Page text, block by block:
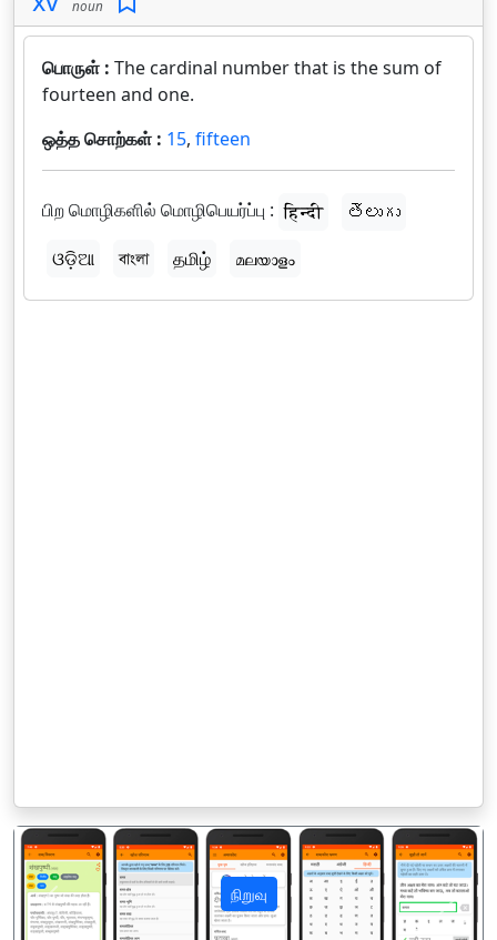
noun
பொருள் : The cardinal number that is the sum of
fourteen and one.
ஒத்த சொற்கள் : 15, fifteen
பிற மொழிகளில் மொழிபெயர்ப்பு : हिन्दी
తెలుగు
ଓଡ଼ିଆ
বাংলা தமிழ் മലയാളം
நிறுவு
पिछला अगला